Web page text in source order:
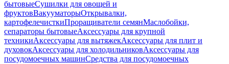
бытовыеСушилки для овощей и
фруктовВакууматорыОткрывалки,
картофелечисткиПроращиватели семянМаслобойки,
сепараторы бытовыеАксессуары для крупной
техникиАксессуары для вытяжекАксессуары для плит и
духовокАксессуары для холодильниковАксессуары для
посудомоечных машинСредства для посудомоечных